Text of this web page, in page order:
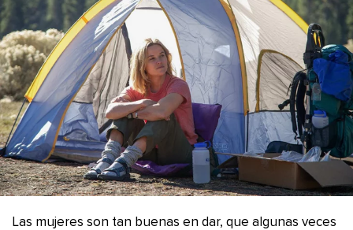
Las mujeres son tan buenas en dar, que algunas veces